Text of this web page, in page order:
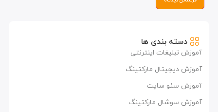
دسته بندی ها
آموزش تبلیغات اینترنتی
آموزش دیجیتال مارکتینگ
آموزش سئو سایت
آموزش سوشال مارکتینگ